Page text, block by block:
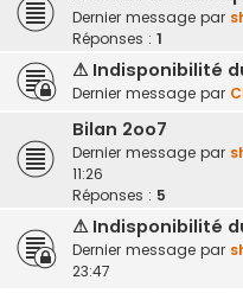
Dernier message par
Réponses : 1
⚠ Indisponibilité
Dernier message par
Bilan 2oo7
Dernier message par
11:26
Réponses : 5
⚠ Indisponibilité
Dernier message par
23:47